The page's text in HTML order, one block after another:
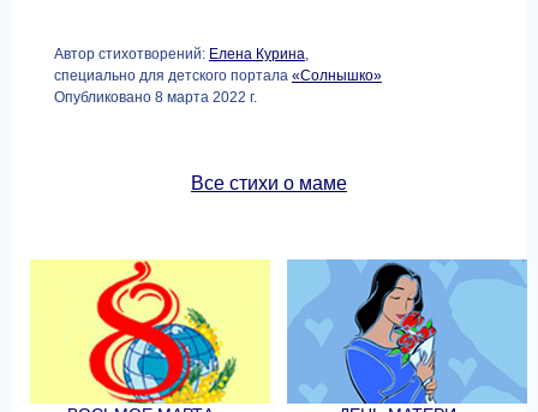
Автор стихотворений: Елена Курина
специально для детского портала «Солнышко»
Опубликовано 8 марта 2022 г.
Все стихи о маме